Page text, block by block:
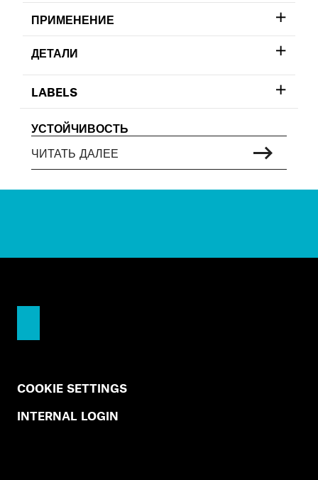
ПРИМЕНЕНИЕ
ДЕТАЛИ
LABELS
УСТОЙЧИВОСТЬ
ЧИТАТЬ ДАЛЕЕ
COOKIE SETTINGS
INTERNAL LOGIN